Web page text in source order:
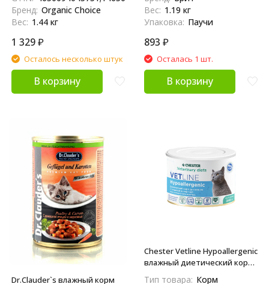
шт
Бренд: Organic Choice
Вес: 1.44 кг
1 329₽
Осталось несколько штук
В корзину
Вес: 1.19 кг
Упаковка: Паучи
893 ₽
Осталась 1 шт.
В корзину
Dr.Clauder`s влажный корм
Chester Vetline Hypoallergenic
влажный диетический корм
Тип товара: Корм